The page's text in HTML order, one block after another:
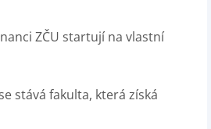
ZČU startují na vlastní
stává fakulta, která získá